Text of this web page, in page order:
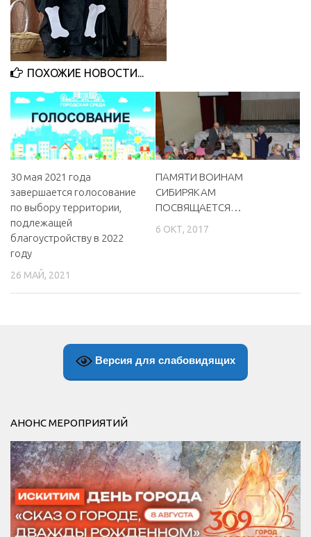
МБУ Дом культуры «Молодость»
МБУ Дом культуры «Октябрь»
МБУК «Искитимский городской историко-художественный
музей»
МБУ Парк культуры и отдыха им. И.В. Коротеева
ДК «Россия»
Афиша
Независимая оценка качества
Контакты
ПОХОЖИЕ НОВОСТИ...
30 мая 2021 года
завершается голосование
по выбору территории,
подлежащей
благоустройству в 2022
году
26 МАЙ, 2021
ПАМЯТИ ВОИНАМ
СИБИРЯКАМ
ПОСВЯЩАЕТСЯ…
6 ОКТ, 2017
Версия для слабовидящих
АНОНС МЕРОПРИЯТИЙ